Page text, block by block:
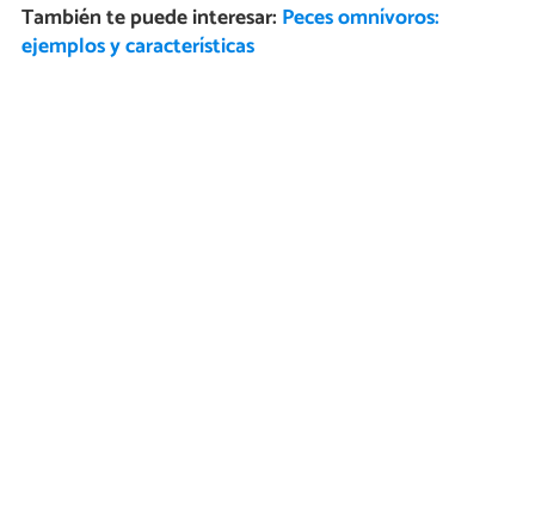
También te puede interesar: Peces omnívoros:
ejemplos y características